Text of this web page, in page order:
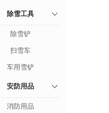
除雪工具
除雪铲
扫雪车
车用雪铲
安防用品
消防用品